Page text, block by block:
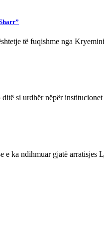
të fuqishme nga
si urdhër nëpër
e ka ndihmuar gjatë